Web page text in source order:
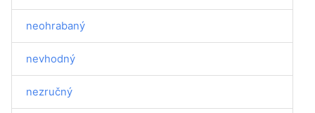
neohrabaný
nevhodný
nezručný